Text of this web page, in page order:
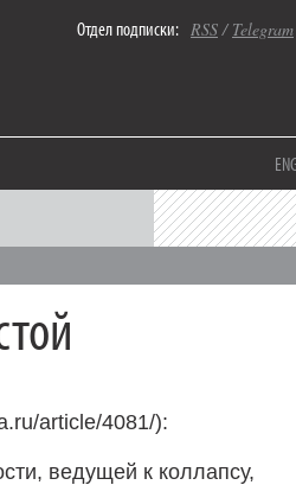
Отдел подписки: RSS/ Telegram
article/4081/):
ведущей к коллапсу,